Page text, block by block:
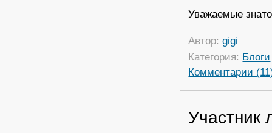
Уважаемые
Автор:gigi
Категория: Блоги
Комментарии
Участник